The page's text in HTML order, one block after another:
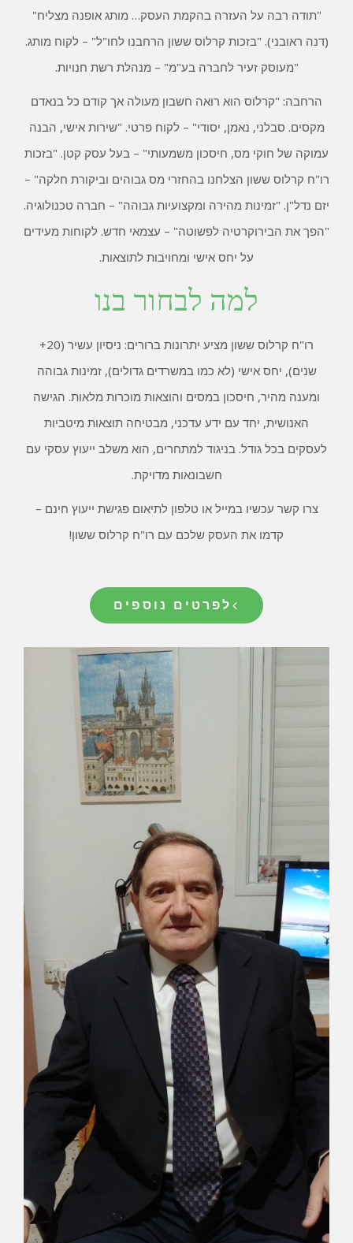
"תודה רבה על העזרה בהקמת העסק… מותג אופנה מצליח"
(דנה ראובני). "בזכות קרלוס ששון הרחבנו לחו"ל" – לקוח מותג.
"מעוסק זעיר לחברה בע"מ" – מנהלת רשת חנויות.
הרחבה: "קרלוס הוא רואה חשבון מעולה אך קודם כל בנאדם
מקסים. סבלני, נאמן, יסודי" – לקוח פרטי. "שירות אישי, הבנה
עמוקה של חוקי מס, חיסכון משמעותי" – בעל עסק קטן. "בזכות
רו"ח קרלוס ששון הצלחנו בהחזרי מס גבוהים וביקורת חלקה" –
יזם נדל"ן. "זמינות מהירה ומקצועיות גבוהה" – חברה טכנולוגיה.
"הפך את הבירוקרטיה לפשוטה" – עצמאי חדש. לקוחות מעידים
על יחס אישי ומחויבות לתוצאות.
למה לבחור בנו
רו"ח קרלוס ששון מציע יתרונות ברורים: ניסיון עשיר (20+
שנים), יחס אישי (לא כמו במשרדים גדולים), זמינות גבוהה
ומענה מהיר, חיסכון במסים והוצאות מוכרות מלאות. הגישה
האנושית, יחד עם ידע עדכני, מבטיחה תוצאות מיטביות
לעסקים בכל גודל. בניגוד למתחרים, הוא משלב ייעוץ עסקי עם
חשבונאות מדויקת.
צרו קשר עכשיו במייל או טלפון לתיאום פגישת ייעוץ חינם –
קדמו את העסק שלכם עם רו"ח קרלוס ששון!
לפרטים נוספים